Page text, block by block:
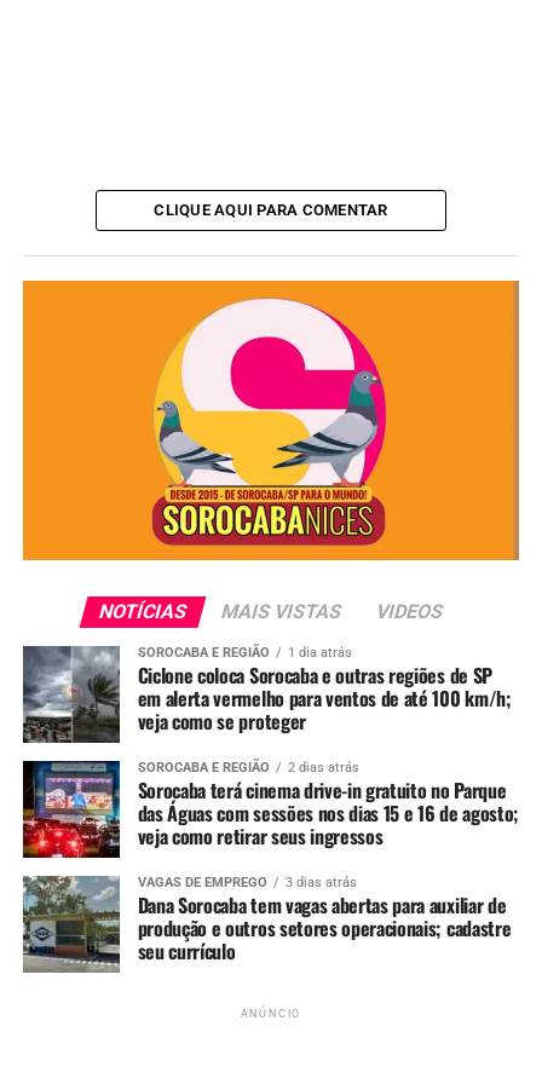
Ver essa foto no Instagram
CLIQUE AQUI PARA COMENTAR
NOTÍCIAS MAIS VISTAS VIDEOS
SOROCABA E REGIÃO 1 dia atrás
Ciclone coloca Sorocaba e outras regiões de SP
em alerta vermelho para ventos de até 100 km/h;
veja como se proteger
SOROCABA E REGIÃO 2 dias atrás
Sorocaba terá cinema drive-in gratuito no Parque
das Águas com sessões nos dias 15 e 16 de agosto;
veja como retirar seus ingressos
VAGAS DE EMPREGO 3 dias atrás
Dana Sorocaba tem vagas abertas para auxiliar de
produção e outros setores operacionais; cadastre
seu currículo
ANÚNCIO